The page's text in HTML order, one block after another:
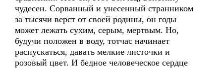
чудесен. Сорванный и унесенный странником
за тысячи верст от своей родины, он годы
может лежать сухим, серым, мертвым. Но,
будучи положен в воду, тотчас начинает
распускаться, давать мелкие листочки и
розовый цвет. И бедное человеческое сердце